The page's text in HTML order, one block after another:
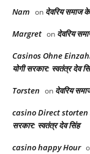
Nam on देवरिय समाज के
Margret on देवरिय
Casinos Ohne
योगी सरकार: स्वतंत्र देव
Torsten on देवरिय
casino Direct
सरकार: स्वतंत्र देव सिंह
casino happy Hour